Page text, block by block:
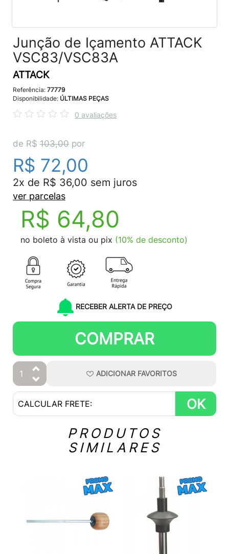
Junção de Içamento ATTACK
VSC83/VSC83A
ATTACK
Referência: 77779
Disponibilidade: ÚLTIMAS PEÇAS
0 avaliações
de R$ 103,00 por
R$ 72,00
2x de R$ 36,00 sem juros
ver parcelas
R$ 64,80
no boleto à vista ou pix (10% de desconto)
RECEBER ALERTA DE PREÇO
COMPRAR
ADICIONAR FAVORITOS
OK
PRODUTOS
SIMILARES